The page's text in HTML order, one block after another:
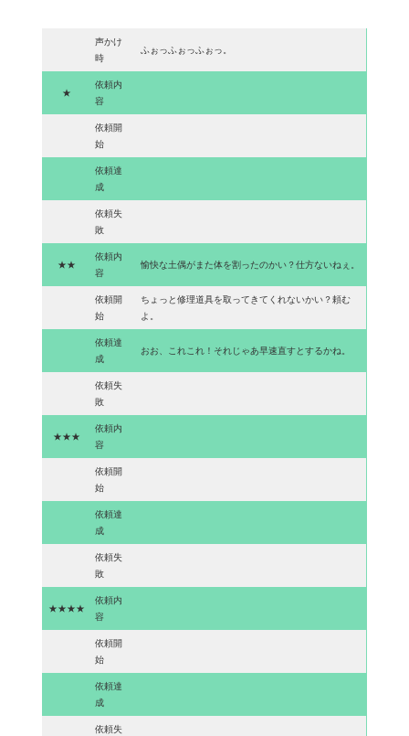
声かけ
時
ふぉっふぉっふぉっ。
★
依頼内
容
依頼開
始
依頼達
成
依頼失
敗
★★
依頼内
容
愉快な土偶がまた体を割ったのかい？仕方ないねぇ。
依頼開
始
ちょっと修理道具を取ってきてくれないかい？頼む
よ。
依頼達
成
おお、これこれ！それじゃあ早速直すとするかね。
依頼失
敗
★★★
依頼内
容
依頼開
始
依頼達
成
依頼失
敗
★★★★
依頼内
容
依頼開
始
依頼達
成
依頼失